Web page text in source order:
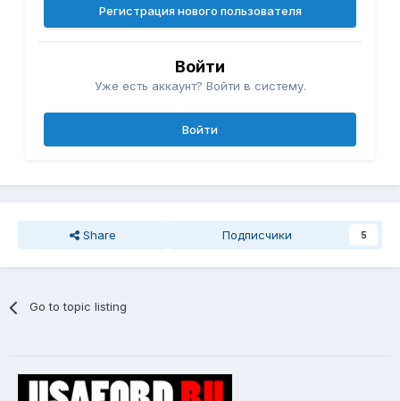
Регистрация нового пользователя
Войти
Уже есть аккаунт? Войти в систему.
Войти
Share Подписчики 5
Go to topic listing